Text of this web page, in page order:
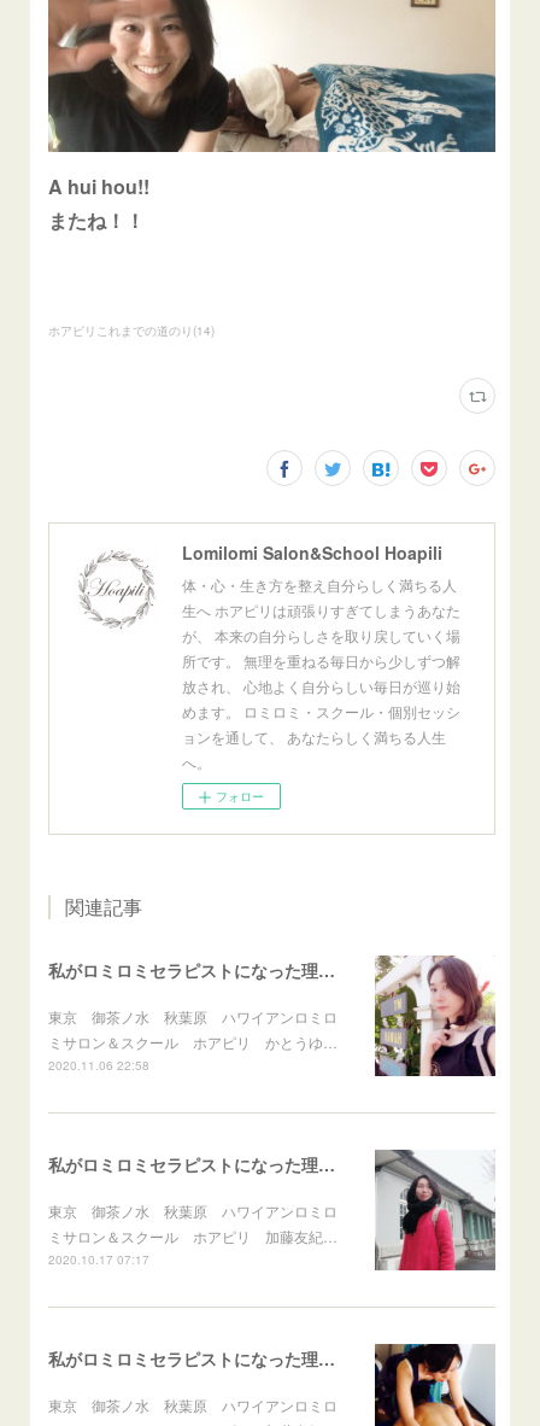
A hui hou!!
またね！！
ホアピリこれまでの道のり (14)
Lomilomi Salon&School Hoapili
体・心・生き方を整え自分らしく満ちる人
生へ ホアピリは頑張りすぎてしまうあなた
が、 本来の自分らしさを取り戻していく場
所です。 無理を重ねる毎日から少しずつ解
放され、 心地よく自分らしい毎日が巡り始
めます。 ロミロミ・スクール・個別セッシ
ョンを通して、 あなたらしく満ちる人生
へ。
フォロー
関連記事
私がロミロミセラピストになった理由vol.4 私のルーツはハワイだった！？
東京 御茶ノ水 秋葉原 ハワイアンロミロ
ミサロン＆スクール ホアピリ かとうゆ…
2020.11.06 22:58
私がロミロミセラピストになった理由 vol.3 感情のフタを外したら…
東京 御茶ノ水 秋葉原 ハワイアンロミロ
ミサロン＆スクール ホアピリ 加藤友紀…
2020.10.17 07:17
私がロミロミセラピストになった理由 vol.2 突然の福音！？
東京 御茶ノ水 秋葉原 ハワイアンロミロ